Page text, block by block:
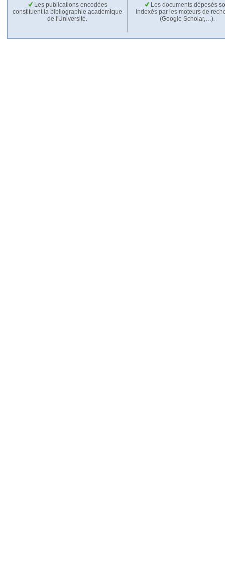
Les publications encodées
constituent la bibliographie académique
de l'Université.
Les documents déposés
indexés par les moteurs de
(Google Scholar,…).